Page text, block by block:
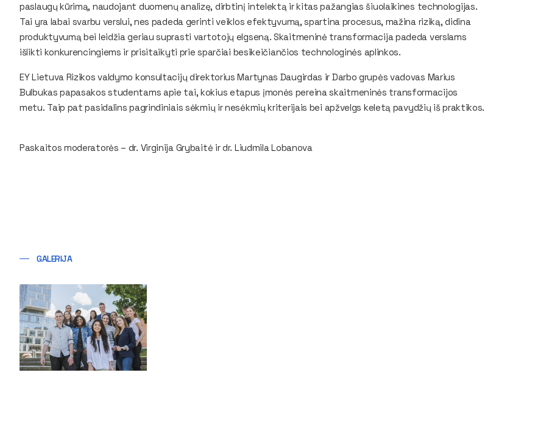
paslaugų kūrimą, naudojant duomenų analizę, dirbtinį intelektą ir kitas pažangias šiuolaikines technologijas.
Tai yra labai svarbu verslui, nes padeda gerinti veiklos efektyvumą, spartina procesus, mažina riziką, didina
produktyvumą bei leidžia geriau suprasti vartotojų elgseną. Skaitmeninė transformacija padeda verslams
išlikti konkurencingiems ir prisitaikyti prie sparčiai besikeičiančios technologinės aplinkos.
EY Lietuva Rizikos valdymo konsultacijų direktorius Martynas Daugirdas ir Darbo grupės vadovas Marius
Bulbukas papasakos studentams apie tai, kokius etapus įmonės pereina skaitmeninės transformacijos
metu. Taip pat pasidalins pagrindiniais sėkmių ir nesėkmių kriterijais bei apžvelgs keletą pavydžių iš praktikos.
Paskaitos moderatorės – dr. Virginija Grybaitė ir dr. Liudmila Lobanova
GALERIJA